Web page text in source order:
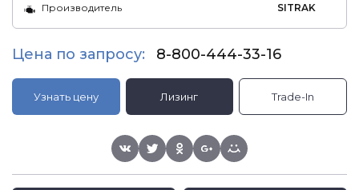
Производитель
SITRAK
Цена по запросу: 8-800-444-33-16
Узнать цену Лизинг Trade-In